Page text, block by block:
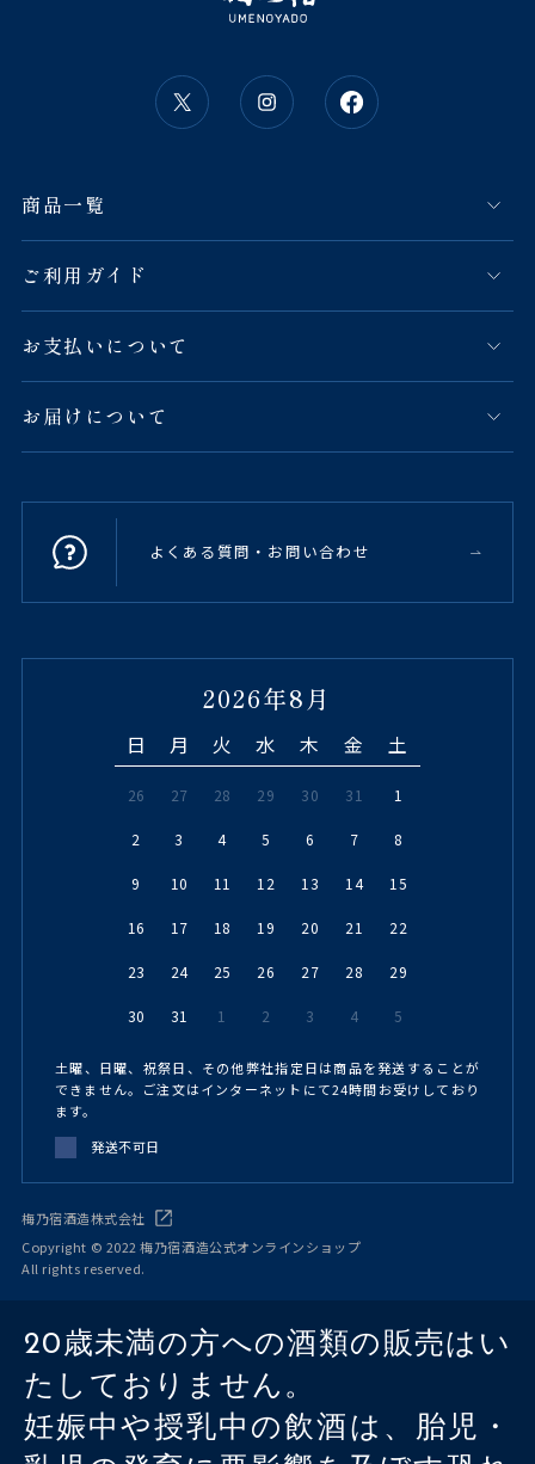
商品一覧
ご利用ガイド
お支払いについて
お届けについて
よくある質問・お問い合わせ
2026年8月
日 月 火 水 木 金 土
26 27 28 29 30 31 1
2 3 4 5 6 7 8
9 10 11 12 13 14 15
16 17 18 19 20 21 22
23 24 25 26 27 28 29
30 31 1 2 3 4 5
土曜、日曜、祝祭日、その他弊社指定日は商品を発送することが
できません。ご注文はインターネットにて24時間お受けしており
ます。
発送不可日
梅乃宿酒造株式会社
Copyright © 2022 梅乃宿酒造公式オンラインショップ
All rights reserved.
20歳未満の方への酒類の販売はい
たしておりません。
妊娠中や授乳中の飲酒は、胎児・